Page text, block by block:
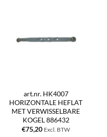
art.nr. HK4007
HORIZONTALE HEFLAT
MET VERWISSELBARE
KOGEL 886432
€75,20 Excl. BTW